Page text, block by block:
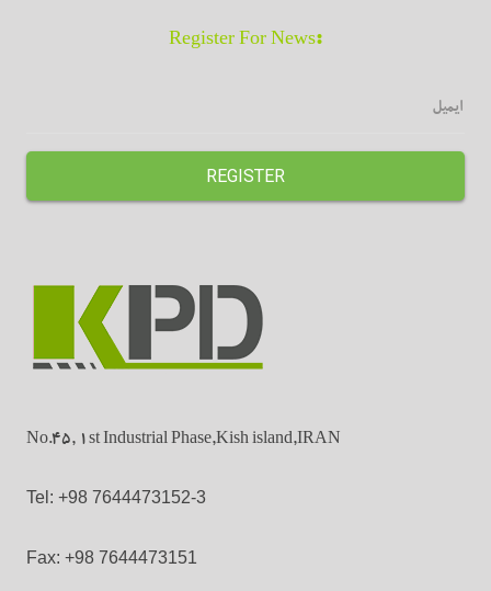
:Register For News
REGISTER
No.45, 1st Industrial Phase,Kish island,IRAN
Tel: +98 7644473152-3
Fax: +98 7644473151